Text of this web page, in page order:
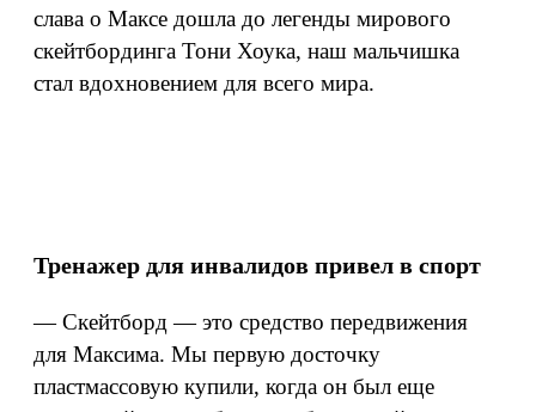
слава о Максе дошла до легенды мирового
скейтбординга Тони Хоука, наш мальчишка
стал вдохновением для всего мира.
Тренажер для инвалидов привел в спорт
— Скейтборд — это средство передвижения
для Максима. Мы первую досточку
пластмассовую купили, когда он был еще